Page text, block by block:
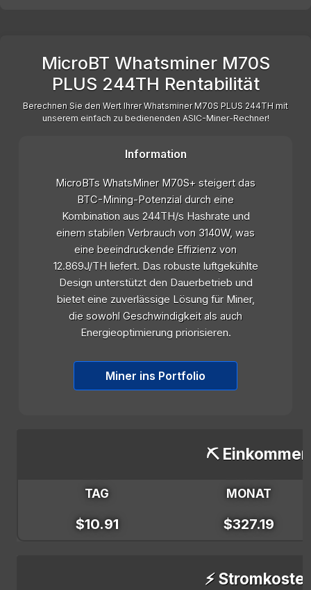
MicroBT Whatsminer M70S
PLUS 244TH Rentabilität
Berechnen Sie den Wert Ihrer Whatsminer M70S PLUS 244TH mit
unserem einfach zu bedienenden ASIC-Miner-Rechner!
Information
MicroBTs WhatsMiner M70S+ steigert das
BTC-Mining-Potenzial durch eine
Kombination aus 244TH/s Hashrate und
einem stabilen Verbrauch von 3140W, was
eine beeindruckende Effizienz von
12.869J/TH liefert. Das robuste luftgekühlte
Design unterstützt den Dauerbetrieb und
bietet eine zuverlässige Lösung für Miner,
die sowohl Geschwindigkeit als auch
Energieoptimierung priorisieren.
Miner ins Portfolio
⛏️
TAG MONAT
$10.91 $327.19
⚡